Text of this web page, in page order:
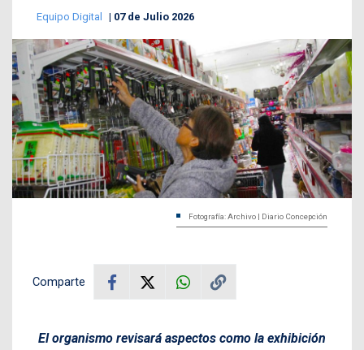
Equipo Digital 07 de Julio 2026
Fotografía: Archivo | Diario Concepción
Comparte
El organismo revisará aspectos como la exhibición